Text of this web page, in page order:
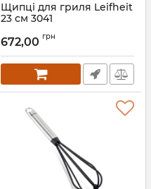
Щипці для гриля Leifheit
23 см 3041
672,00 грн